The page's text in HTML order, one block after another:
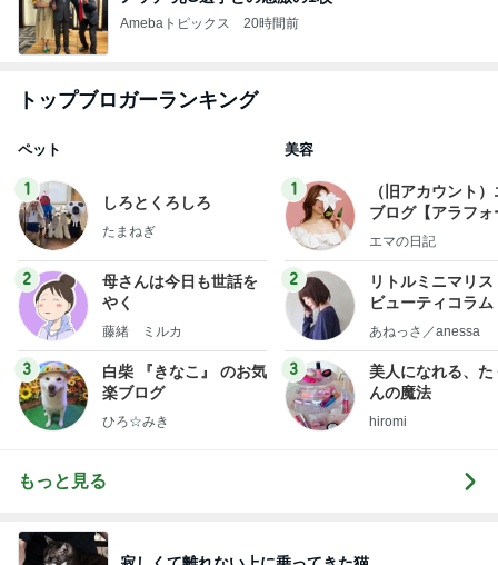
Amebaトピックス 20時間前
トップブロガーランキング
ペット
1
しろとくろしろ
たまねぎ
2
母さんは今日も世話を
やく
藤緒 ミルカ
3
白柴 『きなこ』 のお気
楽ブログ
ひろ☆みき
美容
1
（旧アカウント
ブログ【アラフォ
社売却セカンドラ
エマの日記
2
リトルミニマリス
ビューティコラ
little
あねっさ／anessa
3
美人になれる、た
んの魔法
hiromi
もっと見る